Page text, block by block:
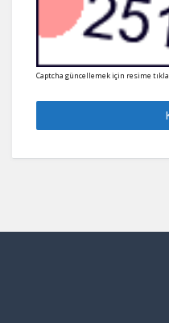
Captcha güncellemek için resime tıkla